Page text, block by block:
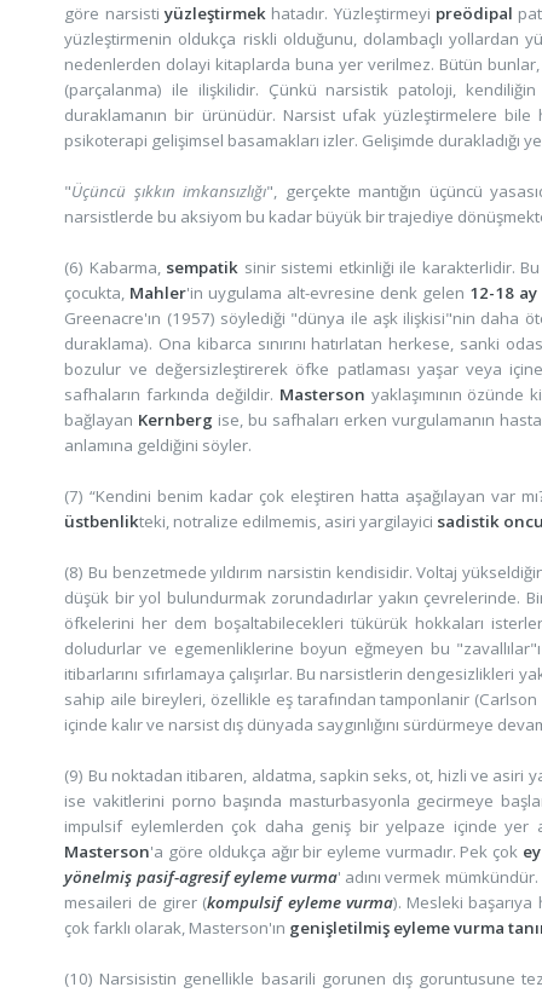
göre narsistiyüzleştirmek hatadır. Yüzleştirmeyi preödipal
yüzleştirmenin oldukça riskli olduğunu, dolambaçlı yollardan
nedenlerden dolayi kitaplarda buna yer verilmez. Bütün
(parçalanma) ile ilişkilidir. Çünkü narsistik patoloji, kendiliğin
duraklamanın bir ürünüdür. Narsist ufak yüzleştirmelere
psikoterapi gelişimsel basamakları izler. Gelişimde durakladığı
"Üçüncü şıkkın imkansızlığı", gerçekte mantığın üçüncü
narsistlerde bu aksiyom bu kadar büyük bir trajediye
(6) Kabarma, sempatik sinir sistemi etkinliği ile karakterlidir.
çocukta, Mahler'in uygulama alt-evresine denk gelen 12-18 ay
Greenacre'ın (1957) söylediği "dünya ile aşk ilişkisi"nin daha
duraklama). Ona kibarca sınırını hatırlatan herkese, sanki
bozulur ve değersizleştirerek öfke patlaması yaşar veya
safhaların farkında değildir. Masterson yaklaşımının özünde
bağlayan Kernberg ise, bu safhaları erken vurgulamanın
anlamına geldiğini söyler.
(7) “Kendini benim kadar çok eleştiren hatta aşağılayan var
üstbenlikteki, notralize edilmemis, asiri yargilayici sadistik
(8) Bu benzetmede yıldırım narsistin kendisidir. Voltaj
düşük bir yol bulundurmak zorundadırlar yakın çevrelerinde.
öfkelerini her dem boşaltabilecekleri tükürük hokkaları
doludurlar ve egemenliklerine boyun eğmeyen bu
itibarlarını sıfırlamaya çalışırlar. Bu narsistlerin
sahip aile bireyleri, özellikle eş tarafından tamponlanir
içinde kalır ve narsist dış dünyada saygınlığını sürdürmeye
(9) Bu noktadan itibaren, aldatma, sapkin seks, ot, hizli ve asiri
ise vakitlerini porno başında masturbasyonla gecirmeye
impulsif eylemlerden çok daha geniş bir yelpaze içinde
Masterson'a göre oldukça ağır bir eyleme vurmadır. Pek çok
yönelmiş pasif-agresif eyleme vurma' adını vermek
mesaileri de girer (kompulsif eyleme vurma). Mesleki
çok farklı olarak, Masterson'ın genişletilmiş eyleme vurma
(10) Narsisistin genellikle basarili gorunen dış goruntusune